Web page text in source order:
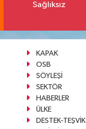
Sağlıksız
KAPAK
OSB
SÖYLEŞİ
SEKTÖR
HABERLER
ÜLKE
DESTEK-TEŞVİK